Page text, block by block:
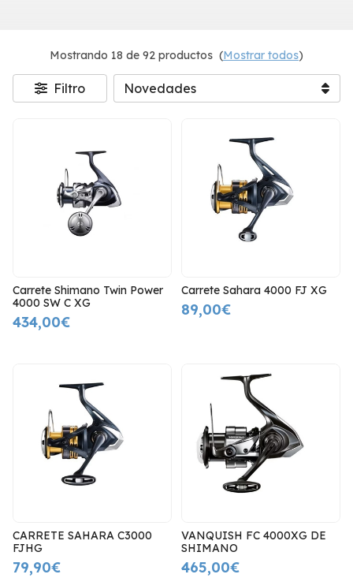
Mostrando 18 de 92 productos (Mostrar todos)
Filtro
Carrete Shimano Twin Power
4000 SW C XG
434,00€
Carrete Sahara 4000 FJ XG
89,00€
CARRETE SAHARA C3000
FJHG
79,90€
VANQUISH FC 4000XG DE
SHIMANO
465,00€